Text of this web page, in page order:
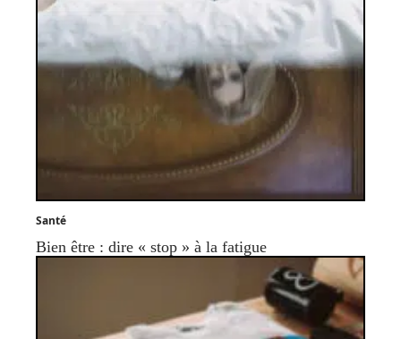
Santé
Bien être : dire « stop » à la fatigue